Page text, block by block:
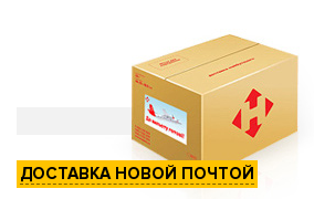
ДОСТАВКА НОВОЙ ПОЧТОЙ